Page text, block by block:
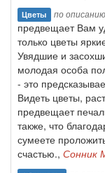
Цветы по описанию
предвещает Вам
только цветы
Увядшие и
молодая особа
- это
Видеть цветы,
предвещает
также, что
сумеете
счастью., Сонник